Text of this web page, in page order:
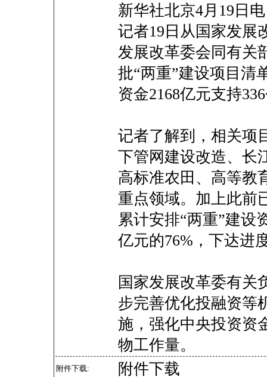
新华社北京4月19日
记者19日从国家发展
发展改革委会同有关
批“两重”建设项目清
资金2168亿元支持
记者了解到，相关项
下管网建设改造、长
高标准农田、高等教
重点领域。加上此前
累计安排“两重”建设
亿元的76%，下达进
国家发展改革委有关
步完善优化投融资等
施，强化中央投资资
物工作量。
附件下载: 附件下载